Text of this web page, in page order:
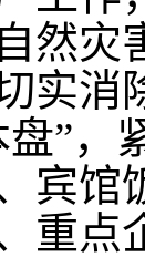
然灾
实消
盘”，
宾馆
重点